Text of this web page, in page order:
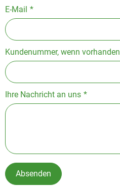
E-Mail *
Kundenummer, wenn vorhanden
Ihre Nachricht an uns *
Absenden